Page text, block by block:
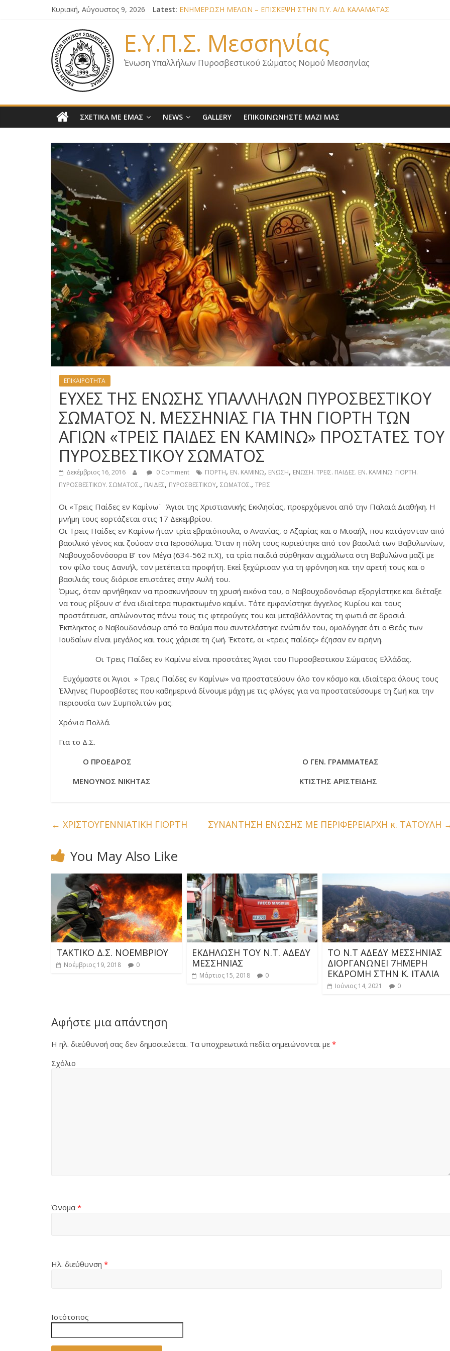
Κυριακή, Αύγουστος 9, 2026 Latest: ΕΝΗΜΕΡΩΣΗ ΜΕΛΩΝ – ΕΠΙΣΚΕΨΗ ΣΤΗΝ Π.Υ. Α/Δ ΚΑΛΑΜΑΤΑΣ
ΕΝΗΜΕΡΩΣΗ Κ. ΑΡΧΗΓΟΥ Π.Σ. ΣΧΕΤΙΚΑ ΜΕ ΟΡΓΑΝΙΚΕΣ ΘΕΣΕΙΣ ΝΟΜΟΥ
ΕΝΗΜΕΡΩΣΗ ΜΕΛΩΝ – ΕΠΙΣΚΕΨΗ ΕΝΩΣΗΣ ΣΕ ΥΠΗΡΕΣΙΕΣ ΚΑΙ ΚΛΙΜΑΚΙΑ ΤΟΥ
ΕΝΗΜΕΡΩΣΗ ΜΕΛΩΝ ΓΙΑ ΕΠΙΣΚΕΨΕΙΣ ΣΩΜΑΤΕΙΟΥ
Ε.Υ.Π.Σ. Μεσσηνίας
Ένωση Υπαλλήλων Πυροσβεστικού Σώματος Νομού Μεσσηνίας
ΣΧΕΤΙΚΑ ΜΕ ΕΜΑΣ NEWS GALLERY ΕΠΙΚΟΙΝΩΝΗΣΤΕ ΜΑΖΙ ΜΑΣ
ΕΠΙΚΑΙΡΟΤΗΤΑ
ΕΥΧΕΣ ΤΗΣ ΕΝΩΣΗΣ ΥΠΑΛΛΗΛΩΝ ΠΥΡΟΣΒΕΣΤΙΚΟΥ
ΣΩΜΑΤΟΣ Ν. ΜΕΣΣΗΝΙΑΣ ΓΙΑ ΤΗΝ ΓΙΟΡΤΗ ΤΩΝ
ΑΓΙΩΝ «ΤΡΕΙΣ ΠΑΙΔΕΣ ΕΝ ΚΑΜΙΝΩ» ΠΡΟΣΤΑΤΕΣ ΤΟΥ
ΠΥΡΟΣΒΕΣΤΙΚΟΥ ΣΩΜΑΤΟΣ
Δεκέμβριος 16, 2016 0 Comment ΓΙΟΡΤΗ, ΕΝ. ΚΑΜΙΝΩ, ΕΝΩΣΗ, ΕΝΩΣΗ. ΤΡΕΙΣ. ΠΑΙΔΕΣ. ΕΝ. ΚΑΜΙΝΩ. ΓΙΟΡΤΗ.
ΠΥΡΟΣΒΕΣΤΙΚΟΥ. ΣΩΜΑΤΟΣ., ΠΑΙΔΕΣ, ΠΥΡΟΣΒΕΣΤΙΚΟΥ, ΣΩΜΑΤΟΣ., ΤΡΕΙΣ
Οι «Τρεις Παίδες εν Καμίνω¨ Άγιοι της Χριστιανικής Εκκλησίας, προερχόμενοι από την Παλαιά Διαθήκη. Η
μνήμη τους εορτάζεται στις 17 Δεκεμβρίου.
Οι Τρεις Παίδες εν Καμίνω ήταν τρία εβραιόπουλα, ο Ανανίας, ο Αζαρίας και ο Μισαήλ, που κατάγονταν από
βασιλικό γένος και ζούσαν στα Ιεροσόλυμα. Όταν η πόλη τους κυριεύτηκε από τον βασιλιά των Βαβυλωνίων,
Ναβουχοδονόσορα Β’ τον Μέγα (634-562 π.Χ), τα τρία παιδιά σύρθηκαν αιχμάλωτα στη Βαβυλώνα μαζί με
τον φίλο τους Δανιήλ, τον μετέπειτα προφήτη. Εκεί ξεχώρισαν για τη φρόνηση και την αρετή τους και ο
βασιλιάς τους διόρισε επιστάτες στην Αυλή του.
Όμως, όταν αρνήθηκαν να προσκυνήσουν τη χρυσή εικόνα του, ο Ναβουχοδονόσωρ εξοργίστηκε και διέταξε
να τους ρίξουν σ’ ένα ιδιαίτερα πυρακτωμένο καμίνι. Τότε εμφανίστηκε άγγελος Κυρίου και τους
προστάτευσε, απλώνοντας πάνω τους τις φτερούγες του και μεταβάλλοντας τη φωτιά σε δροσιά.
Έκπληκτος ο Ναβουδονόσωρ από το θαύμα που συντελέστηκε ενώπιόν του, ομολόγησε ότι ο Θεός των
Ιουδαίων είναι μεγάλος και τους χάρισε τη ζωή. Έκτοτε, οι «τρεις παίδες» έζησαν εν ειρήνη.
Οι Τρεις Παίδες εν Καμίνω είναι προστάτες Άγιοι του Πυροσβεστικου Σώματος Ελλάδας.
Ευχόμαστε οι Άγιοι » Τρεις Παίδες εν Καμίνω» να προστατεύουν όλο τον κόσμο και ιδιαίτερα όλους τους
Έλληνες Πυροσβέστες που καθημερινά δίνουμε μάχη με τις φλόγες για να προστατεύσουμε τη ζωή και την
περιουσία των Συμπολιτών μας.
Χρόνια Πολλά.
Για το Δ.Σ.
Ο ΠΡΟΕΔΡΟΣ Ο ΓΕΝ. ΓΡΑΜΜΑΤΕΑΣ
ΜΕΝΟΥΝΟΣ ΝΙΚΗΤΑΣ ΚΤΙΣΤΗΣ ΑΡΙΣΤΕΙΔΗΣ
← ΧΡΙΣΤΟΥΓΕΝΝΙΑΤΙΚΗ ΓΙΟΡΤΗ ΣΥΝΑΝΤΗΣΗ ΕΝΩΣΗΣ ΜΕ ΠΕΡΙΦΕΡΕΙΑΡΧΗ κ. ΤΑΤΟΥΛΗ
You May Also Like
ΤΑΚΤΙΚΟ Δ.Σ. ΝΟΕΜΒΡΙΟΥ
Νοέμβριος 19, 2018 0
ΕΚΔΗΛΩΣΗ ΤΟΥ Ν.Τ. ΑΔΕΔΥ
ΜΕΣΣΗΝΙΑΣ
Μάρτιος 15, 2018 0
ΤΟ Ν.Τ ΑΔΕΔΥ ΜΕΣΣΗΝΙΑΣ
ΔΙΟΡΓΑΝΩΝΕΙ 7ΗΜΕΡΗ
ΕΚΔΡΟΜΗ ΣΤΗΝ Κ. ΙΤΑΛΙΑ
Ιούνιος 14, 2021 0
Αφήστε μια απάντηση
Η ηλ. διεύθυνσή σας δεν δημοσιεύεται. Τα υποχρεωτικά πεδία σημειώνονται με *
Σχόλιο
Όνομα *
Ηλ. διεύθυνση *
Ιστότοπος